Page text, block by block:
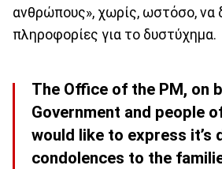
ανθρώπους», χωρίς, ωστόσο, να
πληροφορίες για το δυστύχημα.
The Office of the PM, on
Government and people
would like to express it’s
condolences to the